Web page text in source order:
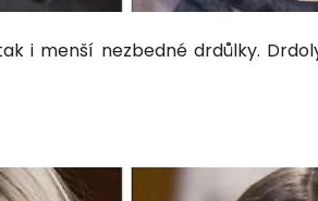
i menší nezbedné drdůlky.